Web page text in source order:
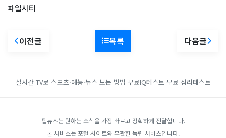
파일시티
이전글 목록 다음글
실시간 TV로 스포츠·예능·뉴스 보는 방법 무료IQ테스트 무료 심리테스트
팁뉴스는 원하는 소식을 가장 빠르고 정확하게 전달합니다.
본 서비스는 포털 사이트와 무관한 독립 서비스입니다.